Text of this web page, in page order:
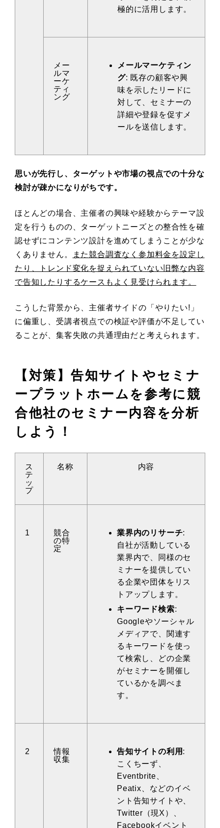
極的に活用します。
メー
ルマ
ーケ
ティ
ング
メールマーケティン
グ: 既存の顧客や興
味を示したリードに
対して、セミナーの
詳細や登録を促すメ
ールを送信します。
思いが先行し、ターゲットや市場の視点での十分な
検討が疎かになりがちです。
ほとんどの場合、主催者の興味や経験からテーマ設
定を行うものの、ターゲットニーズとの整合性を確
認せずにコンテンツ設計を進めてしまうことが少な
くありません。
また競合調査なく参加料金を設定し
たり、トレンド変化を捉えられていない旧弊な内容
で告知したりするケースもよく見受けられます。
こうした背景から、主催者サイドの「やりたい!」
に偏重し、受講者視点での検証や評価が不足してい
ることが、集客失敗の共通理由だと考えられます。
【対策】告知サイトやセミナ
ープラットホームを参考に競
合他社のセミナー内容を分析
しよう！
ス
テ
ッ
プ
名称 内容
1
競合
の特
定
業界内のリサーチ:
自社が活動している
業界内で、同様のセ
ミナーを提供してい
る企業や団体をリス
トアップします。
キーワード検索:
Googleやソーシャル
メディアで、関連す
るキーワードを使っ
て検索し、どの企業
がセミナーを開催し
ているかを調べま
す。
2
情報
収集
告知サイトの利用 :
こくちーず、
Eventbrite、
Peatix、などのイベ
ント告知サイトや、
Twitter（現X）、
Facebookイベント